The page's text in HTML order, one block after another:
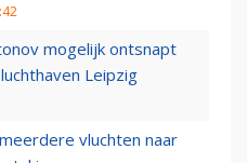
mogelijk ontsnapt
Leipzig
vluchten naar